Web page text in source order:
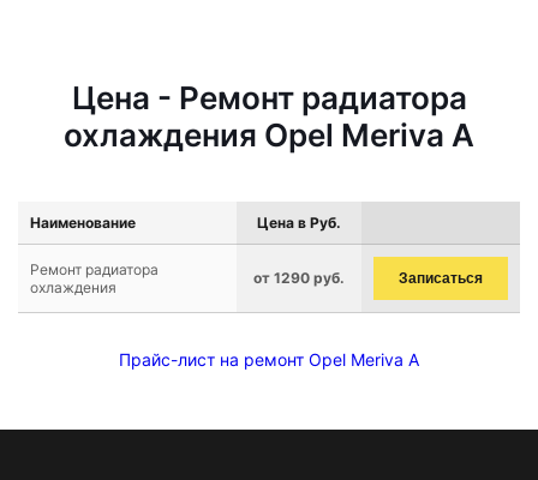
Цена - Ремонт радиатора
охлаждения Opel Meriva A
Наименование Цена в Руб.
Ремонт радиатора
охлаждения
от 1290 руб. Записаться
Прайс-лист на ремонт Opel Meriva A